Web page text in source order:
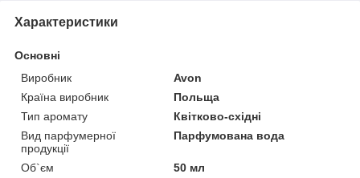
Характеристики
Основні
Виробник
Avon
Країна виробник
Польща
Тип аромату
Квітково-східні
Вид парфумерної
продукції
Парфумована вода
Об`єм
50 мл